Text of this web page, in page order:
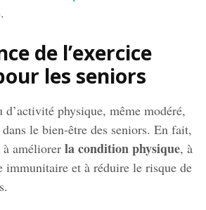
de l’exercice
les seniors
physique, même modéré,
le bien-être des seniors. En fait,
à améliorerla condition physique, à
immunitaire et à réduire le risque de